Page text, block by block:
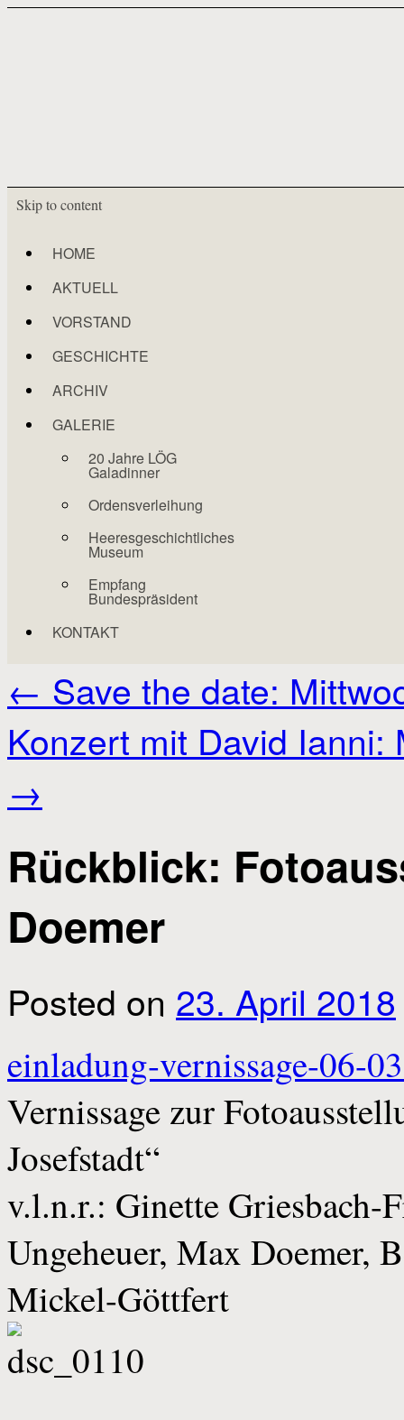
Skip to content
HOME
AKTUELL
VORSTAND
GESCHICHTE
ARCHIV
GALERIE
20 Jahre LÖG
Galadinner
Ordensverleihung
Heeresgeschichtliches
Museum
Empfang
Bundespräsident
KONTAKT
← Save the date:
Konzert mit David
→
Rückblick:
Doemer
Posted on 23. April 2018
einladung-vernissage-06-
Vernissage zur
Josefstadt“
v.l.n.r.: Ginette Griesbach-
Ungeheuer, Max Doemer,
Mickel-Göttfert